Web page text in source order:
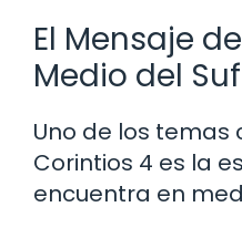
El Mensaje
Medio del
Uno de los temas
Corintios 4 es la
encuentra en